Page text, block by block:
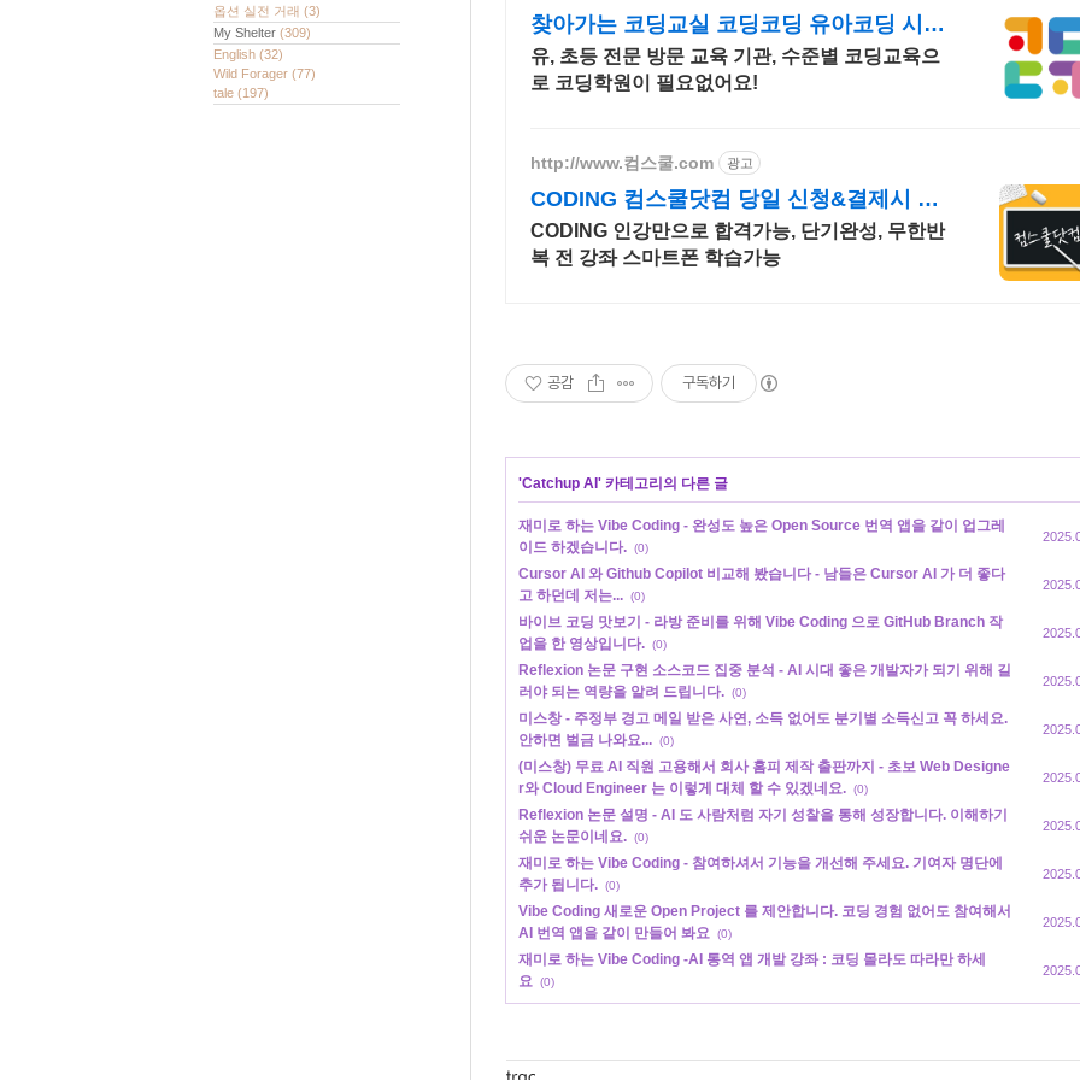
옵션 실전 거래 (3)
My Shelter (309)
English (32)
Wild Forager (77)
tale (197)
찾아가는 코딩교실 코딩코딩 유아코딩 시대,
유아맞춤교육
유, 초등 전문 방문 교육 기관, 수준별 코딩교육으
로 코딩학원이 필요없어요!
http://www.컴스쿨.com 광고
CODING 컴스쿨닷컴 당일 신청&결제시 기
프티콘!
CODING 인강만으로 합격가능, 단기완성, 무한반
복 전 강좌 스마트폰 학습가능
공감 구독하기
'Catchup AI ' 카테고리의 다른 글
재미로 하는 Vibe Coding - 완성도 높은 Open Source 번역 앱을 같이 업그레
이드 하겠습니다. (0)
Cursor AI 와 Github Copilot 비교해 봤습니다 - 남들은 Cursor AI 가 더 좋다
고 하던데 저는... (0)
바이브 코딩 맛보기 - 라방 준비를 위해 Vibe Coding 으로 GitHub Branch 작
업을 한 영상입니다. (0)
Reflexion 논문 구현 소스코드 집중 분석 - AI 시대 좋은 개발자가 되기 위해 길
러야 되는 역량을 알려 드립니다. (0)
미스창 - 주정부 경고 메일 받은 사연, 소득 없어도 분기별 소득신고 꼭 하세요.
안하면 벌금 나와요... (0)
(미스창) 무료 AI 직원 고용해서 회사 홈피 제작 출판까지 - 초보 Web Designe
r와 Cloud Engineer 는 이렇게 대체 할 수 있겠네요. (0)
Reflexion 논문 설명 - AI 도 사람처럼 자기 성찰을 통해 성장합니다. 이해하기
쉬운 논문이네요. (0)
재미로 하는 Vibe Coding - 참여하셔서 기능을 개선해 주세요. 기여자 명단에
추가 됩니다. (0)
Vibe Coding 새로운 Open Project 를 제안합니다. 코딩 경험 없어도 참여해서
AI 번역 앱을 같이 만들어 봐요 (0)
재미로 하는 Vibe Coding -AI 통역 앱 개발 강좌 : 코딩 몰라도 따라만 하세
요 (0)